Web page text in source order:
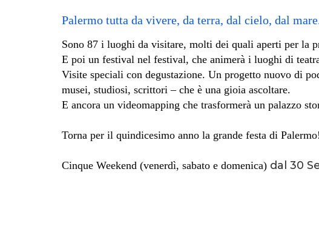
Palermo tutta da vivere, da terra, dal cielo, dal
Sono 87 i luoghi da visitare, molti dei quali aperti per la
E poi un festival nel festival, che animerà i luoghi di
Visite speciali con degustazione. Un progetto nuovo di
musei, studiosi, scrittori – che è una gioia ascoltare.
E ancora un videomapping che trasformerà un palazzo
Torna per il quindicesimo anno la grande festa di Palermo!
Cinque Weekend (venerdì, sabato e domenica) dal 30